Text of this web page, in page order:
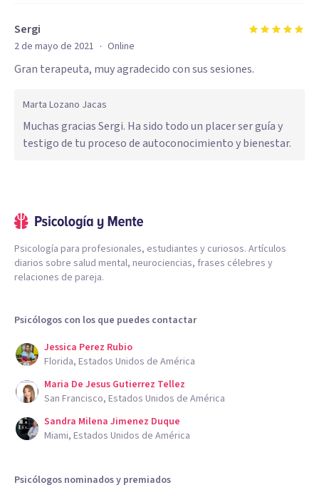
Sergi
2 de mayo de 2021 · Online
Gran terapeuta, muy agradecido con sus sesiones.
Marta Lozano Jacas
Muchas gracias Sergi. Ha sido todo un placer ser guía y
testigo de tu proceso de autoconocimiento y bienestar.
Psicología para profesionales, estudiantes y curiosos. Artículos
diarios sobre salud mental, neurociencias, frases célebres y
relaciones de pareja.
Psicólogos con los que puedes contactar
Jessica Perez Rubio
Florida, Estados Unidos de América
Maria De Jesus Gutierrez Tellez
San Francisco, Estados Unidos de América
Sandra Milena Jimenez Duque
Miami, Estados Unidos de América
Psicólogos nominados y premiados